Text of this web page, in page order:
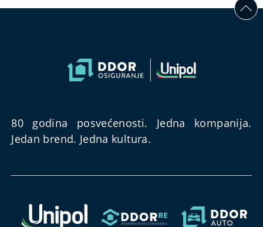
80 godina posvećenosti. Jedna kompanija.
Jedan brend. Jedna kultura.